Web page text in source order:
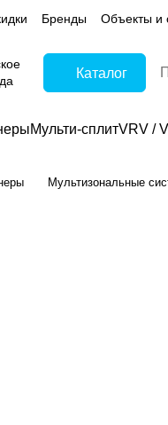
Бренды Объекты и
Каталог
Мульти-сплитVRV /
Мультизональные